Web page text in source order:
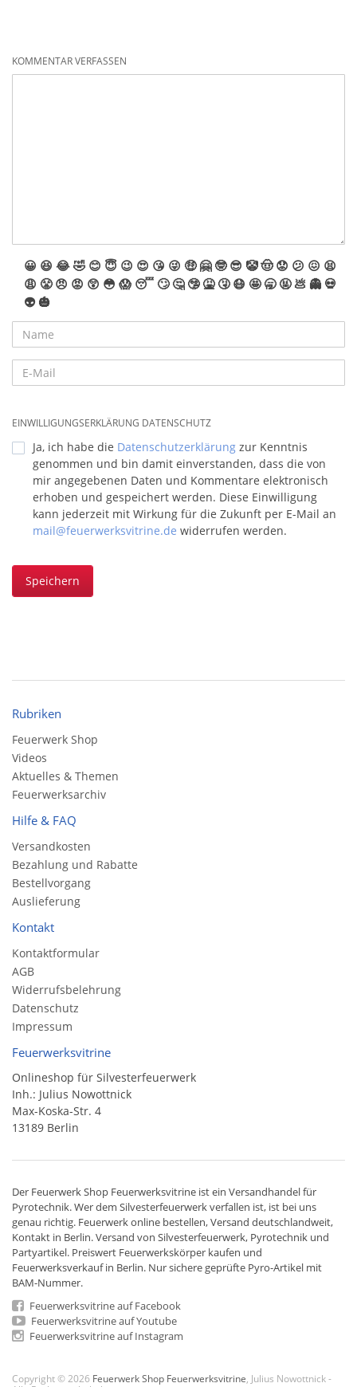
KOMMENTAR VERFASSEN
😀 😆 😂🤣 😊 😇 😉 😍 😘 😜 🤑 🤗 🤓 😎 🤡🤠 😟 😕 😖 😫
😩 😤 😠 😡 😲 😳 😱 😴 🙄 🤔 🤥 🤮 🤧 😷 🤩 🥱 🤬 💩 👻 💀
👽 🎃
EINWILLIGUNGSERKLÄRUNG DATENSCHUTZ
Ja, ich habe die Datenschutzerklärung zur Kenntnis
genommen und bin damit einverstanden, dass die von
mir angegebenen Daten und Kommentare elektronisch
erhoben und gespeichert werden. Diese Einwilligung
kann jederzeit mit Wirkung für die Zukunft per E-Mail an
mail@feuerwerksvitrine.de widerrufen werden.
Speichern
Rubriken
Feuerwerk Shop
Videos
Aktuelles & Themen
Feuerwerksarchiv
Hilfe & FAQ
Versandkosten
Bezahlung und Rabatte
Bestellvorgang
Auslieferung
Kontakt
Kontaktformular
AGB
Widerrufsbelehrung
Datenschutz
Impressum
Feuerwerksvitrine
Onlineshop für Silvesterfeuerwerk
Inh.: Julius Nowottnick
Max-Koska-Str. 4
13189 Berlin
Der Feuerwerk Shop Feuerwerksvitrine ist ein Versandhandelfür
Pyrotechnik. Wer dem Silvesterfeuerwerk verfallen ist, ist bei uns
genau richtig. Feuerwerk online bestellen,Versand deutschlandweit,
Kontakt in Berlin. Versand von Silvesterfeuerwerk, Pyrotechnik und
Partyartikel. Preiswert Feuerwerkskörper kaufen und
Feuerwerksverkauf in Berlin. Nur sichere geprüfte Pyro-Artikel mit
BAM-Nummer.
Feuerwerksvitrine auf Facebook
Feuerwerksvitrine auf Youtube
Feuerwerksvitrine auf Instagram
Copyright © 2026 Feuerwerk Shop Feuerwerksvitrine , Julius Nowottnick -